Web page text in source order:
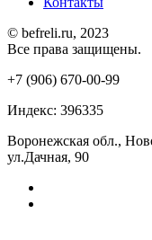
© befreli.ru, 2023
Все права защищены.
+7 (906) 670-00-99
Индекс: 396335
Воронежская обл.,
ул.Дачная, 90